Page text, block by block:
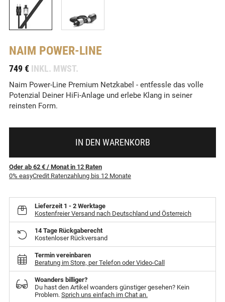
NAIM POWER-LINE
749 € INKL. MWST.
Naim Power-Line Premium Netzkabel - entfessle das volle
Potenzial Deiner HiFi-Anlage und erlebe Klang in seiner
reinsten Form.
IN DEN WARENKORB
Oder ab 62 € / Monatin 12 Raten
0% easyCredit Ratenzahlung bis 12 Monate
Lieferzeit 1 - 2 Werktage
Kostenfreier Versand nach Deutschland und Österreich
14 Tage Rückgaberecht
Kostenloser Rückversand
Termin vereinbaren
Beratung im Store, per Telefon oder Video-Call
Woanders billiger?
Du hast den Artikel woanders günstiger gesehen? Kein
Problem. Sprich uns einfach im Chat an.